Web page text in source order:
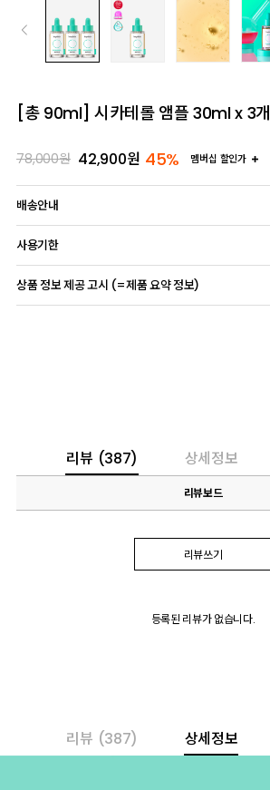
[총 90ml] 시카테롤 앰플 30ml x 3개
78,000원 42,900원 45% 멤버십 할인가
배송안내
사용기한
상품 정보 제공 고시 (=제품 요약 정보)
리뷰 (387) 상세정보
리뷰보드
리뷰쓰기
등록된 리뷰가 없습니다.
리뷰 (387) 상세정보